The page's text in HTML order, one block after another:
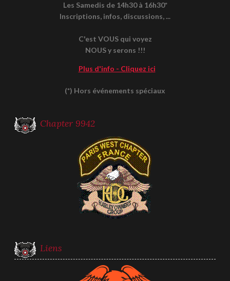
Les Samedis de 14h30 à 16h30*
Inscriptions, infos, discussions, ...
C'est VOUS qui voyez
NOUS y serons !!!
Plus d'info - Cliquez ici
(*) Hors événements spéciaux
Chapter 9942
Liens